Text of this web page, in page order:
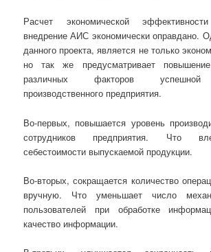
Расчет экономической
внедрение АИС экономически оправдано.
данного проекта, является не только
но так же предусматривает
различных факторов успешной
производственного предприятия.
Во-первых, повышается уровень
сотрудников предприятия. Что
себестоимости выпускаемой продукции.
Во-вторых, сокращается количество
вручную. Что уменьшает число
пользователей при обработке
качество информации.